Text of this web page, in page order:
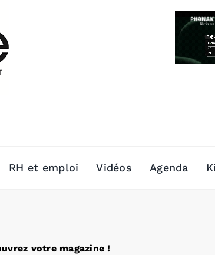
RH et emploi Vidéos Agenda
votre magazine !